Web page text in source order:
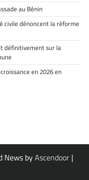
au Bénin
civile dénoncent la réforme
définitivement sur la
en 2026 en
News byAscendoor |